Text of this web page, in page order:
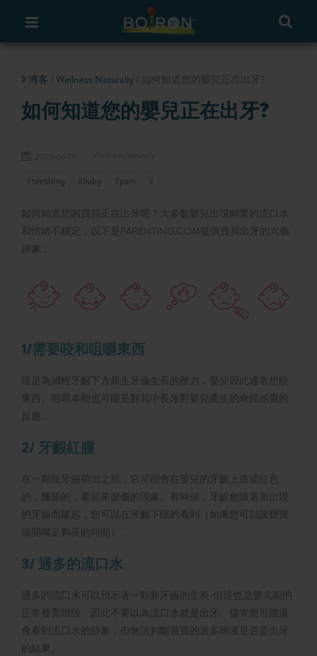
博客 Wellness Naturally / 如何知道您的嬰兒正在出牙?
如何知道您的嬰兒正在出牙?
#teething #baby #pain #
如何知道您的寶貝正在出牙呢？大多數嬰兒出現頻繁的流口水
和情緒不穩定，以下是PARENTING.COM提供寶貝出牙的六個
跡象：
1/需要咬和咀嚼東西
這是為減輕牙齦下方新生牙齒生長的壓力，嬰兒因此通常想咬
東西。咀嚼本能也可能是對其中長牙對嬰兒產生的奇怪感覺的
反應。
2/ 牙齦紅腫
在一顆新牙齒萌出之前，它可能會在嬰兒的牙齦上造成紅色
的，腫脹的，看起來瘀傷的現象。有時候，牙齦會隨著新出現
的牙齒而隆起，您可以在牙齦下隱約看到（如果您可以讓寶寶
張開嘴足夠長的時間）。
3/ 過多的流口水
過多的流口水可以預示著一顆新牙齒的生長-但這也是嬰儿期的
正常發育階段，因此不要以為流口水就是出牙。儘管您可能還
會看到流口水的跡象，但無法判斷寶寶的過多唾液是否是出牙
的結果。